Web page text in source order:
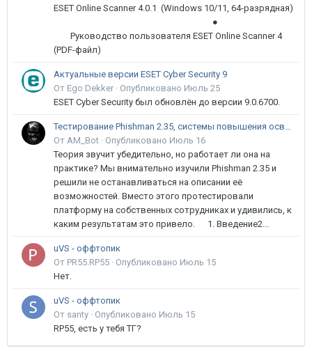
ESET Online Scanner 4.0.1 (Windows 10/11, 64-разрядная)
●
Руководство пользователя ESET Online Scanner 4
(PDF-файл)
Актуальные версии ESET Cyber Security 9
От Ego Dekker · Опубликовано Июль 25
ESET Cyber Security был обновлён до версии 9.0.6700.
Тестирование Phishman 2.35, системы повышения осведомлённости пользователей в сфере ИБ
От AM_Bot · Опубликовано Июль 16
Теория звучит убедительно, но работает ли она на
практике? Мы внимательно изучили Phishman 2.35 и
решили не останавливаться на описании её
возможностей. Вместо этого протестировали
платформу на собственных сотрудниках и удивились, к
каким результатам это привело. 1. Введение2...
uVS - оффтопик
От PR55.RP55 · Опубликовано Июль 15
Нет.
uVS - оффтопик
От santy · Опубликовано Июль 15
RP55, есть у тебя ТГ?